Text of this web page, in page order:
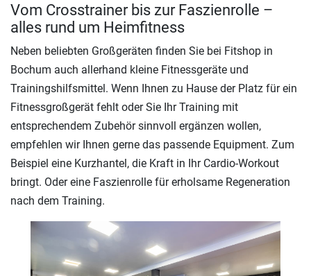
Vom Crosstrainer bis zur Faszienrolle –
alles rund um Heimfitness
Neben beliebten Großgeräten finden Sie bei Fitshop in
Bochum auch allerhand kleine Fitnessgeräte und
Trainingshilfsmittel. Wenn Ihnen zu Hause der Platz für ein
Fitnessgroßgerät fehlt oder Sie Ihr Training mit
entsprechendem Zubehör sinnvoll ergänzen wollen,
empfehlen wir Ihnen gerne das passende Equipment. Zum
Beispiel eine Kurzhantel, die Kraft in Ihr Cardio-Workout
bringt. Oder eine Faszienrolle für erholsame Regeneration
nach dem Training.